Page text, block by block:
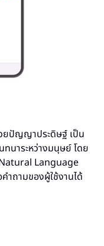
ยปัญญาประดิษฐ์ เป็น
นาระหว่างมนุษย์ โดย
Language
ำถามของผู้ใช้งานได้